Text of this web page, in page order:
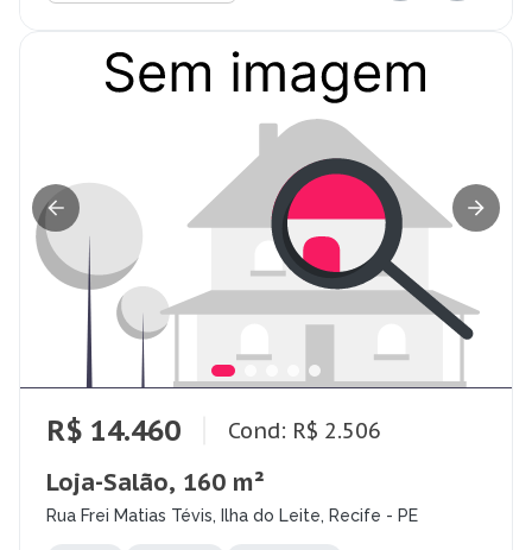
R$ 14.460 Cond: R$ 2.506
Loja-Salão, 160 m²
Rua Frei Matias Tévis, Ilha do Leite, Recife - PE